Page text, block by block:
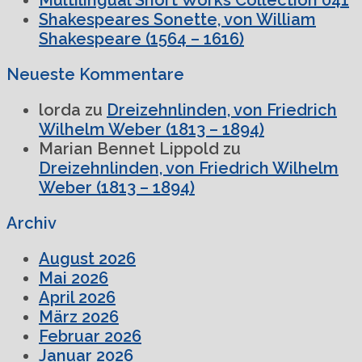
Shakespeares Sonette, von William
Shakespeare (1564 – 1616)
Neueste Kommentare
lorda zu Dreizehnlinden, von Friedrich
Wilhelm Weber (1813 – 1894)
Marian Bennet Lippold zu
Dreizehnlinden, von Friedrich Wilhelm
Weber (1813 – 1894)
Archiv
August 2026
Mai 2026
April 2026
März 2026
Februar 2026
Januar 2026